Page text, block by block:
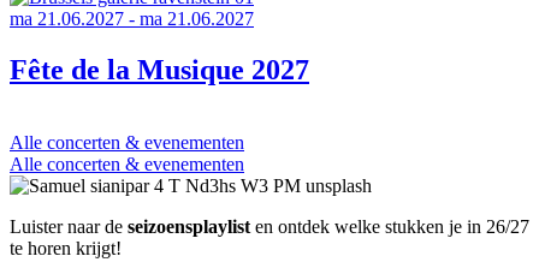
ma 21.06.2027 - ma 21.06.2027
Fête de la Musique 2027
Alle concerten & evenementen
Alle concerten & evenementen
Luister naar de seizoensplaylist en ontdek welke stukken je in 26/27
te horen krijgt!